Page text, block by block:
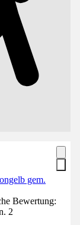
gem.
Bewertung:
2